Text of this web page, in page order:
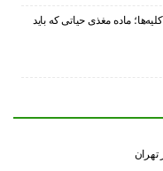
ماده مغذی حیاتی که باید